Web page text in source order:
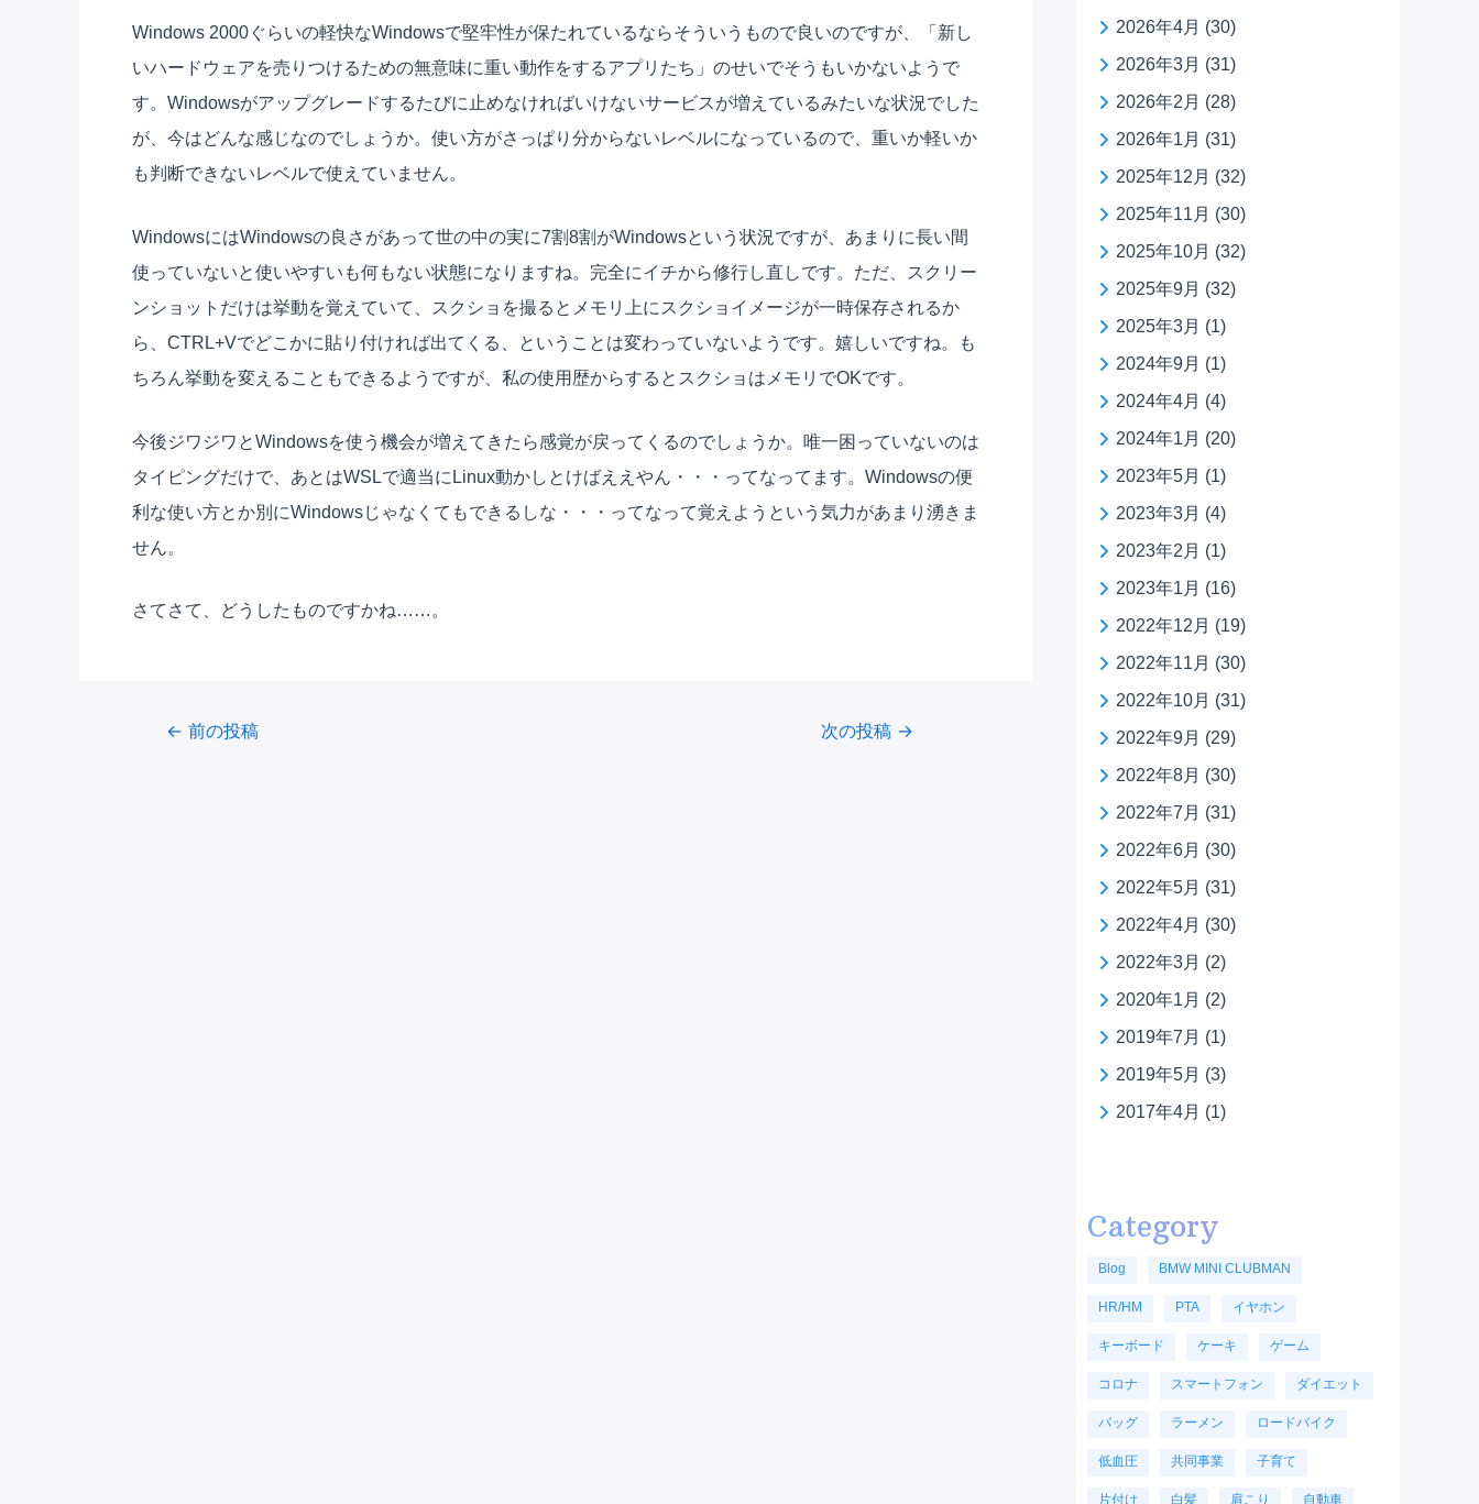
Windows 2000ぐらいの軽快なWindowsで堅牢性が保たれているならそういうもので良いのですが、「新し
いハードウェアを売りつけるための無意味に重い動作をするアプリたち」のせいでそうもいかないようで
す。Windowsがアップグレードするたびに止めなければいけないサービスが増えているみたいな状況でした
が、今はどんな感じなのでしょうか。使い方がさっぱり分からないレベルになっているので、重いか軽いか
も判断できないレベルで使えていません。
WindowsにはWindowsの良さがあって世の中の実に7割8割がWindowsという状況ですが、あまりに長い間
使っていないと使いやすいも何もない状態になりますね。完全にイチから修行し直しです。ただ、スクリー
ンショットだけは挙動を覚えていて、スクショを撮るとメモリ上にスクショイメージが一時保存されるか
ら、CTRL+Vでどこかに貼り付ければ出てくる、ということは変わっていないようです。嬉しいですね。も
ちろん挙動を変えることもできるようですが、私の使用歴からするとスクショはメモリでOKです。
今後ジワジワとWindowsを使う機会が増えてきたら感覚が戻ってくるのでしょうか。唯一困っていないのは
タイピングだけで、あとはWSLで適当にLinux動かしとけばええやん・・・ってなってます。Windowsの便
利な使い方とか別にWindowsじゃなくてもできるしな・・・ってなって覚えようという気力があまり湧きま
せん。
さてさて、どうしたものですかね……。
Post← 前の投稿 次の投稿 →
2026年4月 (30)
2026年3月 (31)
2026年2月 (28)
2026年1月 (31)
2025年12月 (32)
2025年11月 (30)
2025年10月 (32)
2025年9月 (32)
2025年3月 (1)
2024年9月 (1)
2024年4月 (4)
2024年1月 (20)
2023年5月 (1)
2023年3月 (4)
2023年2月 (1)
2023年1月 (16)
2022年12月 (19)
2022年11月 (30)
2022年10月 (31)
2022年9月 (29)
2022年8月 (30)
2022年7月 (31)
2022年6月 (30)
2022年5月 (31)
2022年4月 (30)
2022年3月 (2)
2020年1月 (2)
2019年7月 (1)
2019年5月 (3)
2017年4月 (1)
Category
Blog BMW MINI CLUBMAN
HR/HM PTA イヤホン
キーボード ケーキ ゲーム
コロナ スマートフォン ダイエット
バッグ ラーメン ロードバイク
低血圧 共同事業 子育て
片付け 白髪 肩こり 自動車